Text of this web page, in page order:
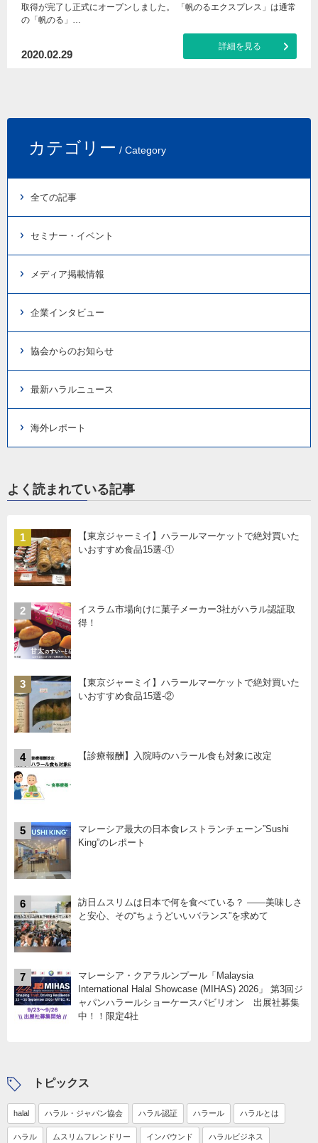
取得が完了し正式にオープンしました。 「帆のるエクスプレス」は通常
の「帆のる」…
2020.02.29
詳細を見る
カテゴリー / Category
全ての記事
セミナー・イベント
メディア掲載情報
企業インタビュー
協会からのお知らせ
最新ハラルニュース
海外レポート
よく読まれている記事
1
【東京ジャーミイ】ハラールマーケットで絶対買いた
いおすすめ食品15選-①
2
イスラム市場向けに菓子メーカー3社がハラル認証取
得！
3
【東京ジャーミイ】ハラールマーケットで絶対買いた
いおすすめ食品15選-②
4 【診療報酬】入院時のハラール食も対象に改定
5
マレーシア最大の日本食レストランチェーン”Sushi
King”のレポート
6
訪日ムスリムは日本で何を食べている？ ――美味しさ
と安心、その“ちょうどいいバランス”を求めて
7
マレーシア・クアラルンプール「Malaysia
International Halal Showcase (MIHAS) 2026」 第3回ジ
ャパンハラールショーケースパビリオン 出展社募集
中！！限定4社
トピックス
halal ハラル・ジャパン協会 ハラル認証 ハラール ハラルとは
ハラル ムスリムフレンドリー インバウンド ハラルビジネス